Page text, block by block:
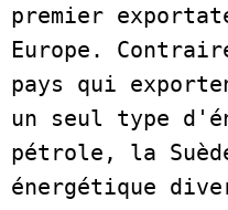
premier
Europe.
pays qui
un seul type
pétrole, la
énergétique